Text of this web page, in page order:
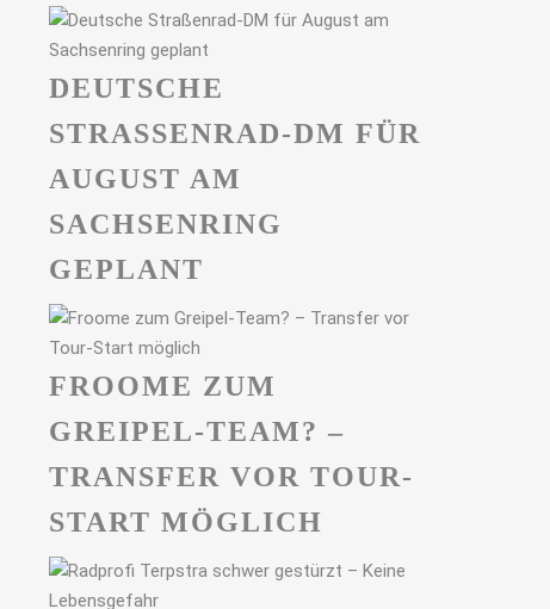
DEUTSCHE
STRASSENRAD-DM FÜR A
UGUST AM S
ACHSENRING G
EPLANT
FROOME ZUM
GREIPEL-TEAM? –
TRANSFER VOR TOUR-
START MÖGLICH